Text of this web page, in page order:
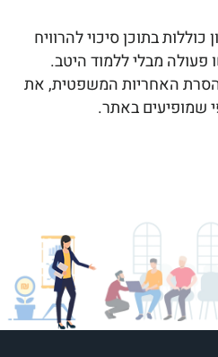
בתוכן סיכוי להרוויח
מבלי ללמוד היטב.
האחריות המשפטית, את
שמופיעים באתר.